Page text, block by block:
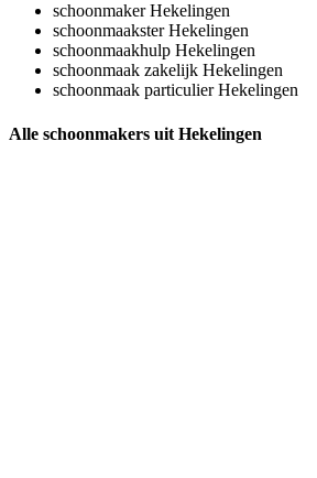
schoonmaker Hekelingen
schoonmaakster Hekelingen
schoonmaakhulp Hekelingen
schoonmaak zakelijk Hekelingen
schoonmaak particulier Hekelingen
Alle schoonmakers uit Hekelingen